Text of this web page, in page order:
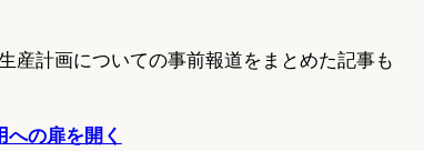
産計画についての事前報道をまとめた記事も
の扉を開く